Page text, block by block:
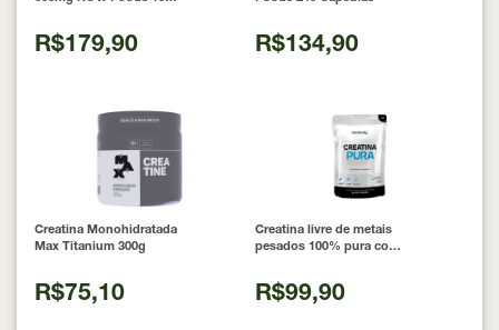
R$179,90 R$134,90
Creatina Monohidratada
Max Titanium 300g
R$75,10
Creatina livre de metais
pesados 100% pura com
Nutrition
R$99,90